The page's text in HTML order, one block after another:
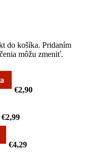
do košíka. Pridaním
môžu zmeniť.
€2,90
€2,99
€4,29